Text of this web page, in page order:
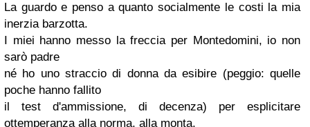
La guardo e penso a quanto socialmente le costi la mia
inerzia barzotta.
I miei hanno messo la freccia per Montedomini, io non
sarò padre
né ho uno straccio di donna da esibire (peggio: quelle
poche hanno fallito
il test d'ammissione, di decenza) per esplicitare
ottemperanza alla norma, alla monta,